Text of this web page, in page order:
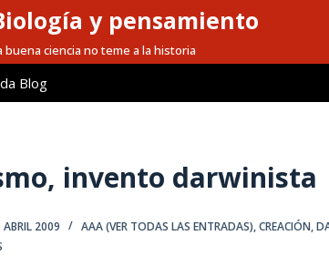
y pensamiento
buena ciencia no teme a la historia
Blog
invento darwinista
ABRIL 2009 AAA (VER TODAS LAS ENTRADAS),CREACIÓN,